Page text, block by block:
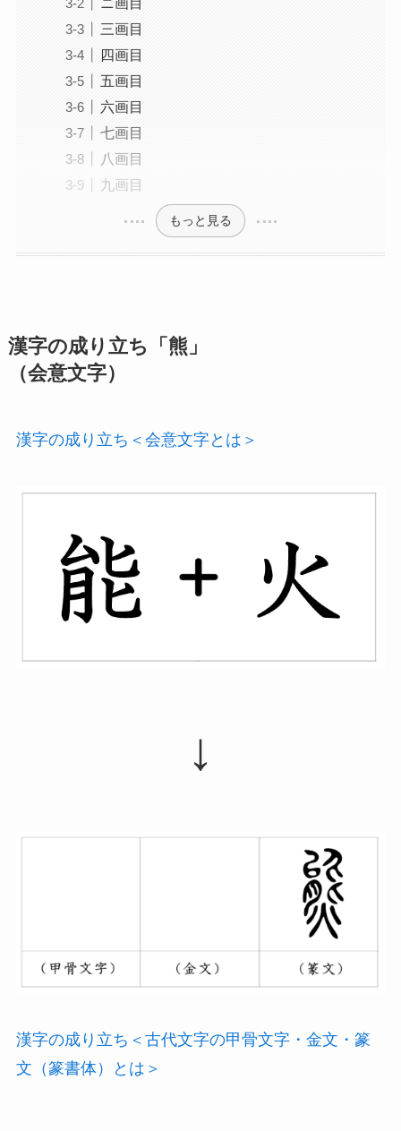
三画目
四画目
五画目
六画目
七画目
八画目
九画目
もっと見る
漢字の成り立ち「熊」
（会意文字）
漢字の成り立ち＜会意文字とは＞
↓
漢字の成り立ち＜古代文字の甲骨文字・金文・篆
文（篆書体）とは＞